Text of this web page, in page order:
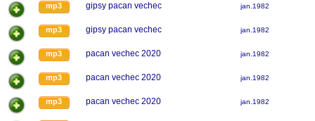
mp3 gipsy pacan vechec jan.1982
mp3 gipsy pacan vechec jan.1982
mp3 pacan vechec 2020 jan.1982
mp3 pacan vechec 2020 jan.1982
mp3 pacan vechec 2020 jan.1982